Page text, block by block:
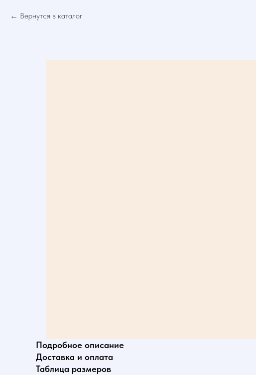
Вернутся в каталог
Подробное описание
Доставка и оплата
Таблица размеров